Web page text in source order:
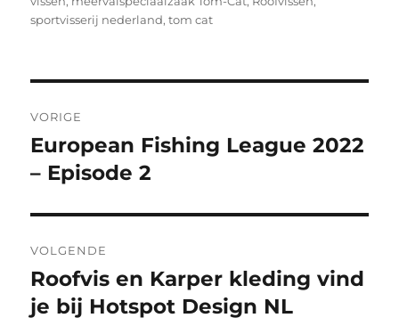
sportvisserij nederland,tom cat
navigatie
VORIGE
Vorig
bericht:
European Fishing League 2022
– Episode 2
VOLGENDE
Volgend
bericht:
Roofvis en Karper kleding vind
je bij Hotspot Design NL